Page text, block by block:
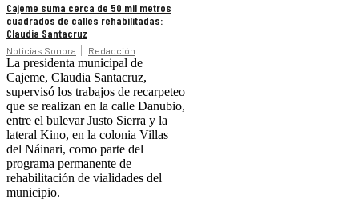
Cajeme suma cerca de 50 mil metros
cuadrados de calles rehabilitadas:
Claudia Santacruz
Noticias Sonora Redacción
La presidenta municipal de
Cajeme, Claudia Santacruz,
supervisó los trabajos de recarpeteo
que se realizan en la calle Danubio,
entre el bulevar Justo Sierra y la
lateral Kino, en la colonia Villas
del Náinari, como parte del
programa permanente de
rehabilitación de vialidades del
municipio.